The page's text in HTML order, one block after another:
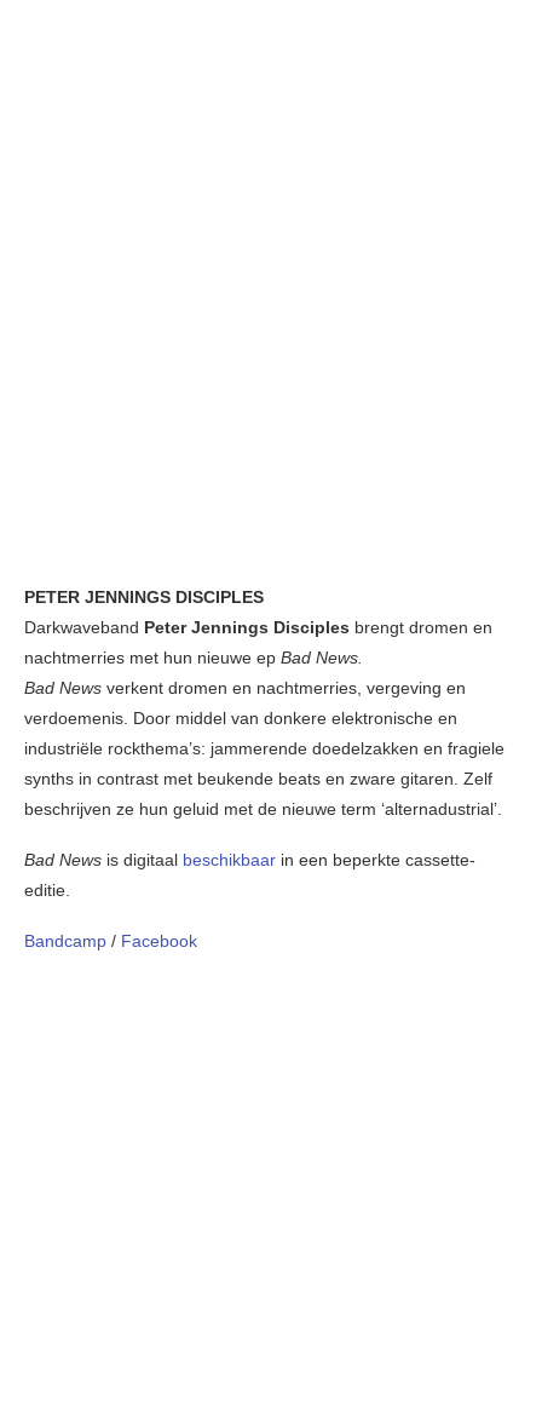
PETER JENNINGS DISCIPLES
Darkwaveband Peter Jennings Disciples brengt dromen en
nachtmerries met hun nieuwe ep Bad News.
Bad News verkent dromen en nachtmerries, vergeving en
verdoemenis. Door middel van donkere elektronische en
industriële rockthema’s: jammerende doedelzakken en fragiele
synths in contrast met beukende beats en zware gitaren. Zelf
beschrijven ze hun geluid met de nieuwe term ‘alternadustrial’.
Bad News is digitaal beschikbaar in een beperkte cassette-
editie.
Bandcamp / Facebook